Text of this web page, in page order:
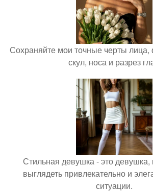
Сохраняйте мои точные черты
скул, носа и разрез
Стильная девушка - это девушка,
выглядеть привлекательно и
ситуации.